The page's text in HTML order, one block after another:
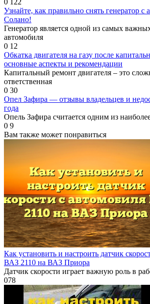
0 122
Узнайте, как правильно снять генератор
Солано!
Генератор является одной из самых
автомобиля
0 12
Обкатка двигателя на газу после
основные аспекты и рекомендации
Капитальный ремонт двигателя – это
ответственная
0 30
Опел Зафира — отзывы владельцев и
года
Опель Зафира считается одним из
0 9
Вам также может понравиться
Как установить и настроить датчик
ВАЗ 2110 на ВАЗ Приора
Датчик скорости играет важную роль в
078